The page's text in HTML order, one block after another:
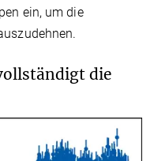
ein, um die
die